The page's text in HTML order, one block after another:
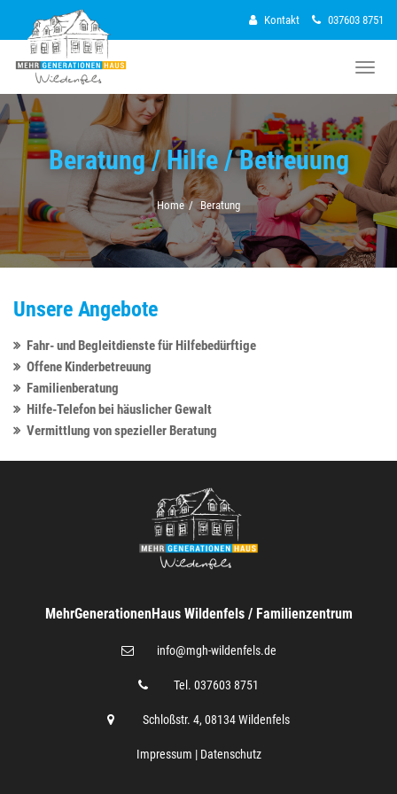
Kontakt 037603 8751
Beratung / Hilfe / Betreuung
Home Beratung
Unsere Angebote
Fahr- und Begleitdienste für Hilfebedürftige
Offene Kinderbetreuung
Familienberatung
Hilfe-Telefon bei häuslicher Gewalt
Vermittlung von spezieller Beratung
MehrGenerationenHaus Wildenfels / Familienzentrum
info@mgh-wildenfels.de
Tel. 037603 8751
Schloßstr. 4, 08134 Wildenfels
Impressum | Datenschutz